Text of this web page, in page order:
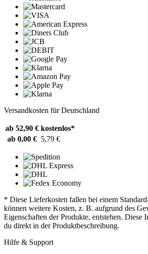
Versandkosten für Deutschland
ab 52,90 € kostenlos*
ab 0,00 € 5,79 €
* Diese Lieferkosten fallen bei einem
können weitere Kosten, z. B. aufgrund des
Eigenschaften der Produkte, entstehen. Diese
du direkt in der Produktbeschreibung.
Hilfe & Support